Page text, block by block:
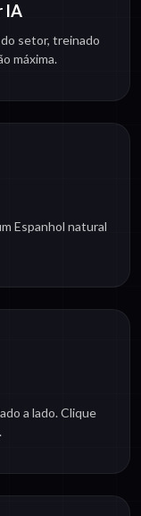
IA
setor, treinado
máxima.
Espanhol natural
a lado. Clique